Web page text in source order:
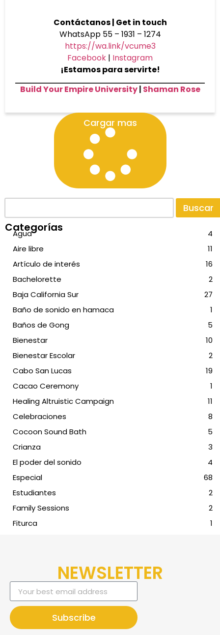
Contáctanos | Get in touch
WhatsApp 55 – 1931 – 1274
https://wa.link/vcume3
Facebook | Instagram
¡Estamos para servirte!
Build Your Empire University| Shaman Rose
Cargar mas
Buscar
Categorías
Agua
4
Aire libre
11
Artículo de interés
16
Bachelorette
2
Baja California Sur
27
Baño de sonido en hamaca
1
Baños de Gong
5
Bienestar
10
Bienestar Escolar
2
Cabo San Lucas
19
Cacao Ceremony
1
Healing Altruistic Campaign
11
Celebraciones
8
Cocoon Sound Bath
5
Crianza
3
El poder del sonido
4
Especial
68
Estudiantes
2
Family Sessions
2
Fiturca
1
NEWSLETTER
Subscribe